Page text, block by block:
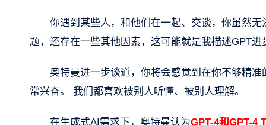
你遇到某些人，和他们在一起、交谈，你虽然
题，还存在一些其他因素，这可能就是我描述GPT进
奥特曼进一步谈道，你将会感觉到在你不够精
常兴奋。 我们都喜欢被别人听懂、被别人理解。
在生成式AI需求下，奥特曼认为GPT-4和GPT-4